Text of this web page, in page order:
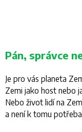
Pán, správce
Je pro vás planeta
Zemi jako host nebo
Nebo život lidí na
a není k tomu